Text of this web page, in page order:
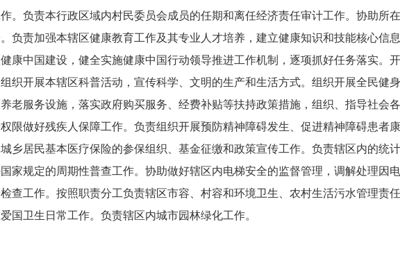
。负责本行政区域内村民委员会成员的任期和离任经济责任审计工作。协助所
负责加强本辖区健康教育工作及其专业人才培养，建立健康知识和技能核心信
康中国建设，健全实施健康中国行动领导推进工作机制，逐项抓好任务落实。
织开展本辖区科普活动，宣传科学、文明的生产和生活方式。组织开展全民健
老服务设施，落实政府购买服务、经费补贴等扶持政策措施，组织、指导社会
限做好残疾人保障工作。负责组织开展预防精神障碍发生、促进精神障碍患者
乡居民基本医疗保险的参保组织、基金征缴和政策宣传工作。负责辖区内的统
家规定的周期性普查工作。协助做好辖区内电梯安全的监督管理，调解处理因
查工作。按照职责分工负责辖区市容、村容和环境卫生、农村生活污水管理责
国卫生日常工作。负责辖区内城市园林绿化工作。